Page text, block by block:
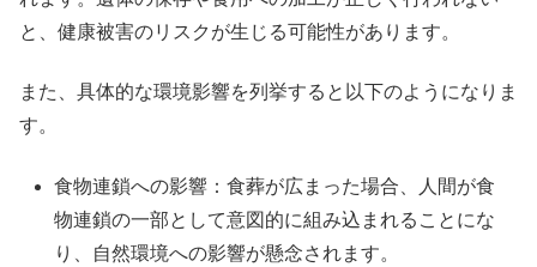
と、健康被害のリスクが生じる可能性があります。
また、具体的な環境影響を列挙すると以下のようになりま
す。
食物連鎖への影響：食葬が広まった場合、人間が食
物連鎖の一部として意図的に組み込まれることにな
り、自然環境への影響が懸念されます。